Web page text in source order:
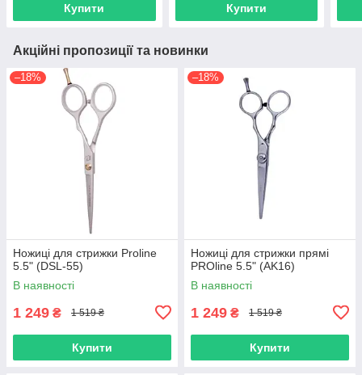
Купити Купити
Акційні пропозиції та новинки
–18%
Ножиці для стрижки Proline
5.5" (DSL-55)
В наявності
1 249 ₴ 1 519 ₴
Купити
–18%
Ножиці для стрижки прямі
PROline 5.5" (AK16)
В наявності
1 249 ₴ 1 519 ₴
Купити